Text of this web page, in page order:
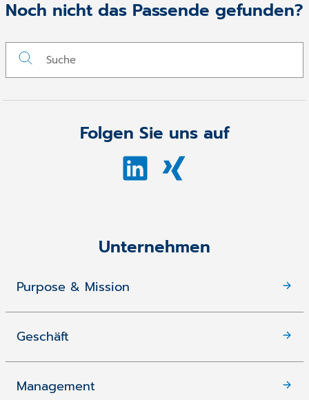
Noch nicht das Passende gefunden?
Folgen Sie uns auf
Unternehmen
Purpose & Mission
Geschäft
Management